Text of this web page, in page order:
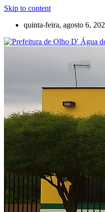
Skip to content
quinta-feira, agosto 6,
Prefeitura de Olho
Olho D'Agua do Piauí – Piauí –